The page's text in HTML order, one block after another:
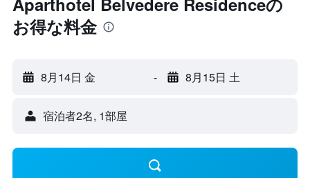
お得な料金
8月14日 金 - 8月15日 土
宿泊者2名, 1​部屋